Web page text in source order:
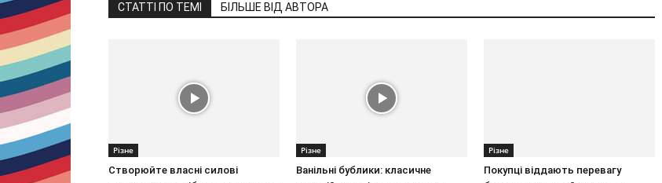
СТАТТІ ПО ТЕМІ БІЛЬШЕ ВІД АВТОРА
Різне
Створюйте власні силові
Різне
Ванільні бублики: класичне
Різне
Покупці віддають перевагу